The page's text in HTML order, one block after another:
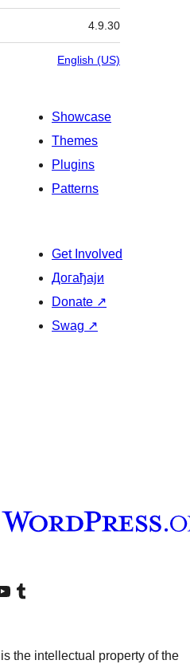
4.9.30
English (US)
Showcase
Themes
Plugins
Patterns
Get Involved
Догађаји
Donate ↗
Swag ↗
налог
our YouTube channel
Посетите наш Tumblr налог
the intellectual property of the